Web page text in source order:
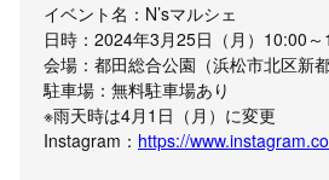
イベント名：N’sマルシェ
日時：2024年3月25日（月）10:00～
会場：都田総合公園（浜松市北区新
駐車場：無料駐車場あり
※雨天時は4月1日（月）に変更
Instagram： https://